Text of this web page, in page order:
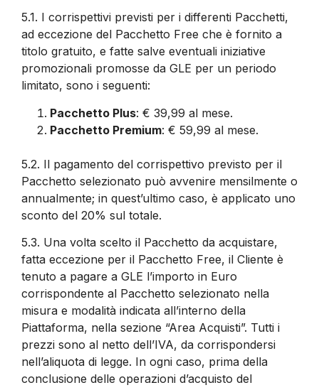
5.1. I corrispettivi previsti per i differenti Pacchetti,
ad eccezione del Pacchetto Free che è fornito a
titolo gratuito, e fatte salve eventuali iniziative
promozionali promosse da GLE per un periodo
limitato, sono i seguenti:
Pacchetto Plus: € 39,99 al mese.
Pacchetto Premium: € 59,99 al mese.
5.2. Il pagamento del corrispettivo previsto per il
Pacchetto selezionato può avvenire mensilmente o
annualmente; in quest’ultimo caso, è applicato uno
sconto del 20% sul totale.
5.3. Una volta scelto il Pacchetto da acquistare,
fatta eccezione per il Pacchetto Free, il Cliente è
tenuto a pagare a GLE l’importo in Euro
corrispondente al Pacchetto selezionato nella
misura e modalità indicata all’interno della
Piattaforma, nella sezione “Area Acquisti”. Tutti i
prezzi sono al netto dell’IVA, da corrispondersi
nell’aliquota di legge. In ogni caso, prima della
conclusione delle operazioni d’acquisto del